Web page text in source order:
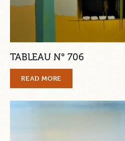
TABLEAU N° 706
READ MORE